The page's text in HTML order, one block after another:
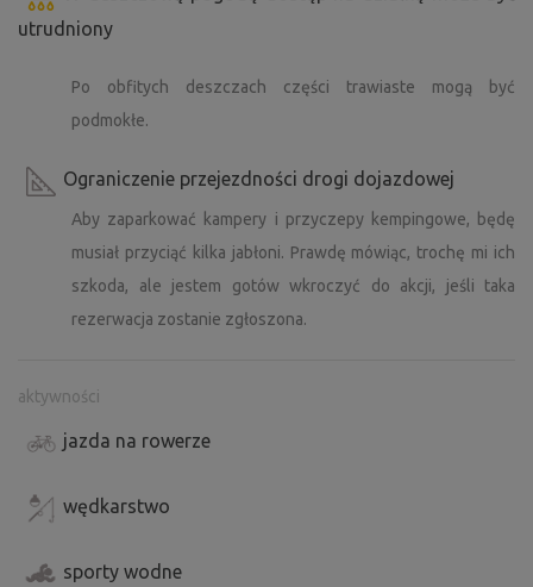
utrudniony
Po obfitych deszczach części trawiaste mogą być
podmokłe.
Ograniczenie przejezdności drogi dojazdowej
Aby zaparkować kampery i przyczepy kempingowe, będę
musiał przyciąć kilka jabłoni. Prawdę mówiąc, trochę mi ich
szkoda, ale jestem gotów wkroczyć do akcji, jeśli taka
rezerwacja zostanie zgłoszona.
aktywności
jazda na rowerze
wędkarstwo
sporty wodne